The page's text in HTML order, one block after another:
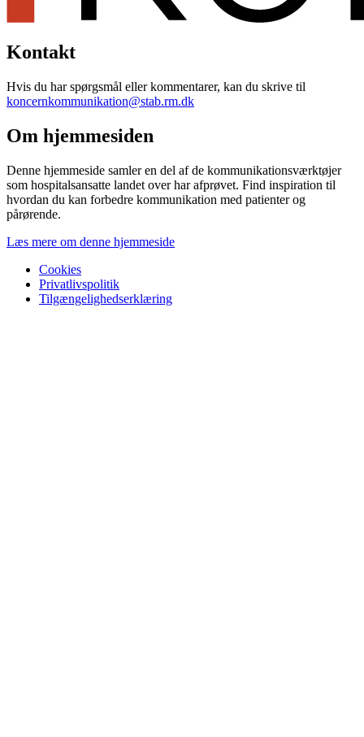
Kontakt
Hvis du har spørgsmål eller kommentarer, kan du skrive til
koncernkommunikation@stab.rm.dk
Om hjemmesiden
Denne hjemmeside samler en del af de kommunikationsværktøjer
som hospitalsansatte landet over har afprøvet. Find inspiration til
hvordan du kan forbedre kommunikation med patienter og
pårørende.
Læs mere om denne hjemmeside
Cookies
Privatlivspolitik
Tilgængelighedserklæring